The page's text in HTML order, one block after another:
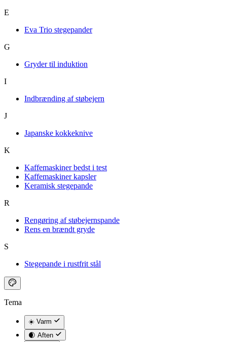
E
Eva Trio stegepander
G
Gryder til induktion
I
Indbrænding af støbejern
J
Japanske kokkeknive
K
Kaffemaskiner bedst i test
Kaffemaskiner kapsler
Keramisk stegepande
R
Rengøring af støbejernspande
Rens en brændt gryde
S
Stegepande i rustfrit stål
Tema
☀️ Varm
🌒 Aften